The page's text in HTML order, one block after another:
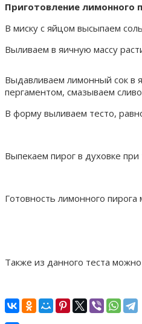
Приготовление лимонного
В миску с яйцом высыпаем
Выливаем в яичную массу
Выдавливаем лимонный сок в
пергаментом, смазываем
В форму выливаем тесто,
Выпекаем пирог в духовке
Готовность лимонного
Также из данного теста